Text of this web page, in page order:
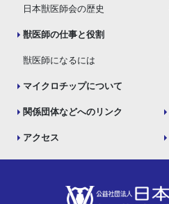
日本獣医師会の歴史
獣医師の仕事と役割
獣医師になるには
マイクロチップについて
関係団体などへのリンク
アクセス